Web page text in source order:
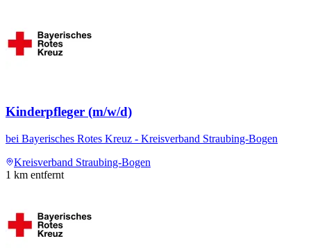
Kinderpfleger (m/w/d)
bei Bayerisches Rotes Kreuz - Kreisverband Straubing-Bogen
Kreisverband Straubing-Bogen
1 km entfernt